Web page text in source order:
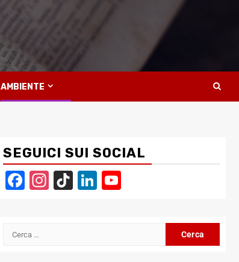
AMBIENTE
SEGUICI SUI SOCIAL
Facebook
Instagram
TikTokLinkedIn
Ricerca